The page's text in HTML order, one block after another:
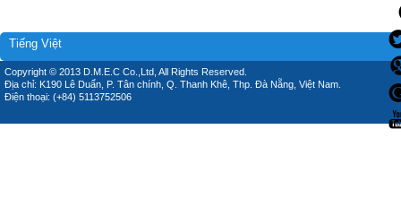
Tiếng Việt
Copyright © 2013 D.M.E.C Co.,Ltd, All Rights Reserved.
Địa chỉ: K190 Lê Duẩn, P. Tân chính, Q. Thanh Khê, Thp. Đà Nẵng, Việt Nam.
Điện thoại: (+84) 5113752506